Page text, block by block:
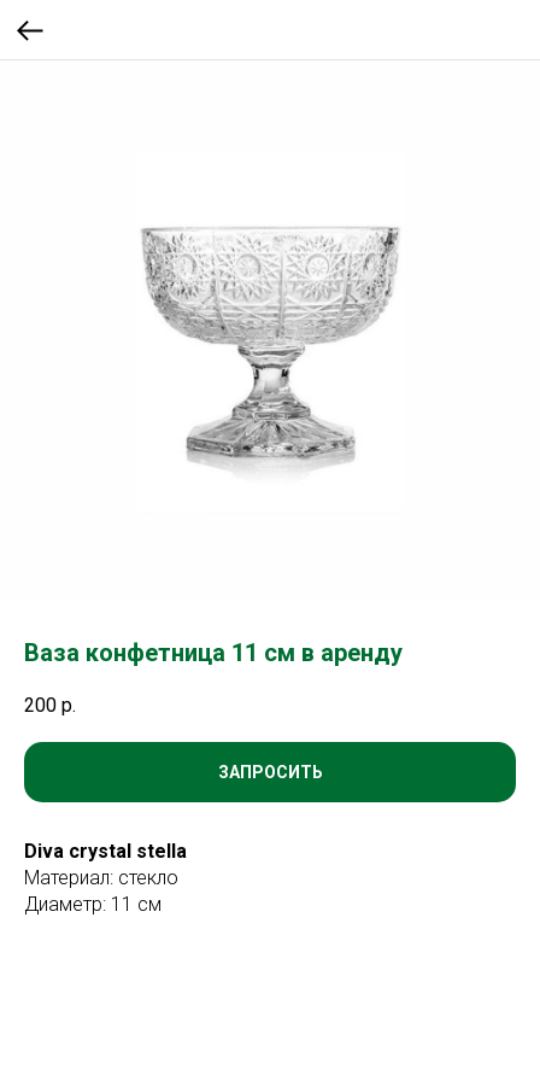
Ваза конфетница 11 см в аренду
200 р.
ЗАПРОСИТЬ
Diva crystal stella
Материал: стекло
Диаметр: 11 см